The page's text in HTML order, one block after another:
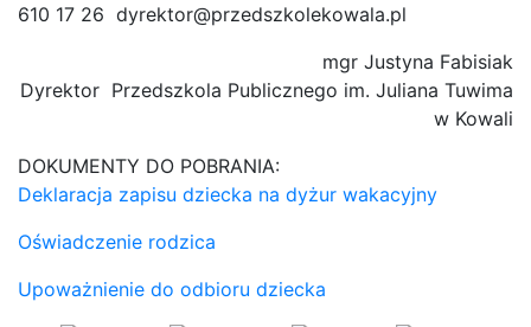
610 17 26 dyrektor@przedszkolekowala.pl
mgr Justyna Fabisiak
Dyrektor Przedszkola Publicznego im. Juliana Tuwima
w Kowali
DOKUMENTY DO POBRANIA:
Deklaracja zapisu dziecka na dyżur wakacyjny
Oświadczenie rodzica
Upoważnienie do odbioru dziecka